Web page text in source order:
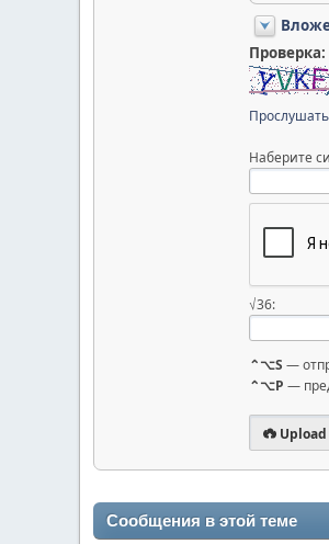
Проверка:
Прослушать
Наберите
√36:
⌃⌥S —
⌃⌥P —
Сообщения в этой теме